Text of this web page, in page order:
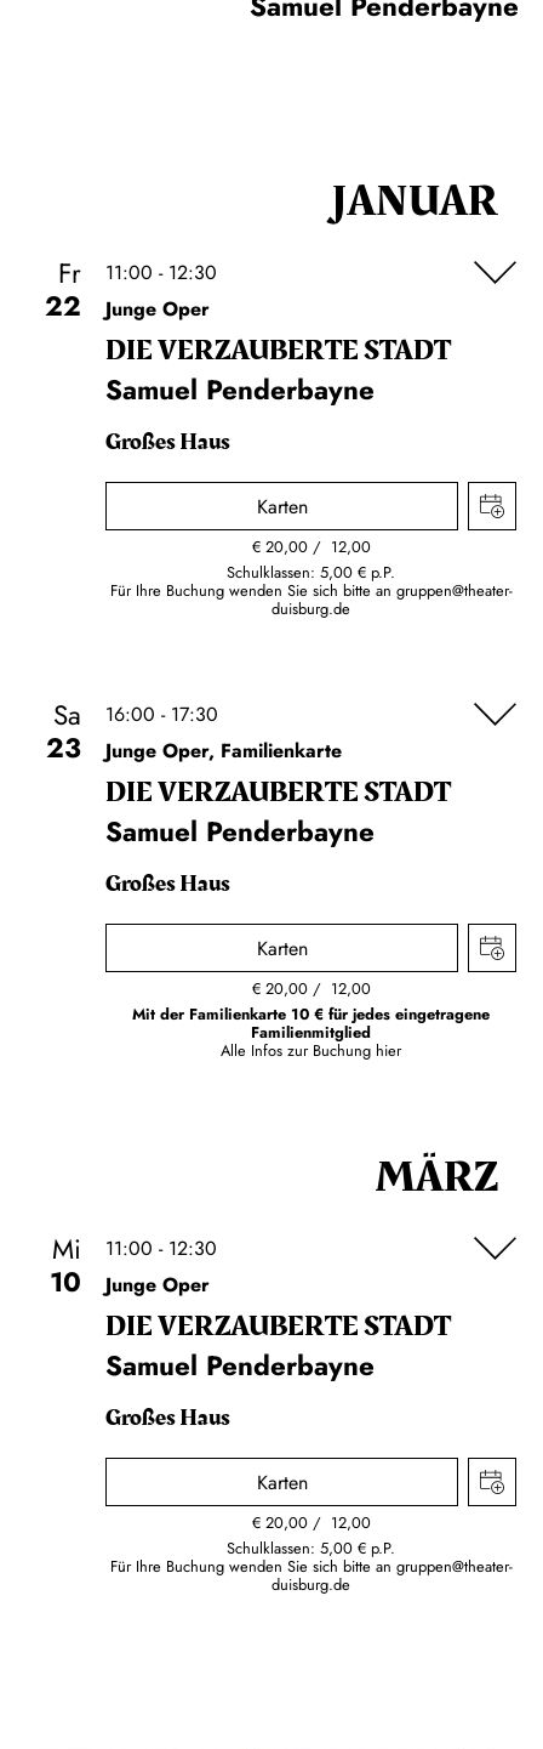
JANUAR
Fr
22
11:00 - 12:30
Junge Oper
DIE VERZAUBERTE STADT
Samuel Penderbayne
Großes Haus
Karten
€ 20,00
12,00
Schulklassen: 5,00 € p.P.
Für Ihre Buchung wenden Sie sich bitte an gruppen@theater-
duisburg.de
Sa
23
16:00 - 17:30
Junge Oper, Familienkarte
DIE VERZAUBERTE STADT
Samuel Penderbayne
Großes Haus
Karten
€ 20,00
12,00
Mit der Familienkarte 10 € für jedes eingetragene
Familienmitglied
Alle Infos zur Buchung hier
MÄRZ
Mi
10
11:00 - 12:30
Junge Oper
DIE VERZAUBERTE STADT
Samuel Penderbayne
Großes Haus
Karten
€ 20,00
12,00
Schulklassen: 5,00 € p.P.
Für Ihre Buchung wenden Sie sich bitte an gruppen@theater-
duisburg.de